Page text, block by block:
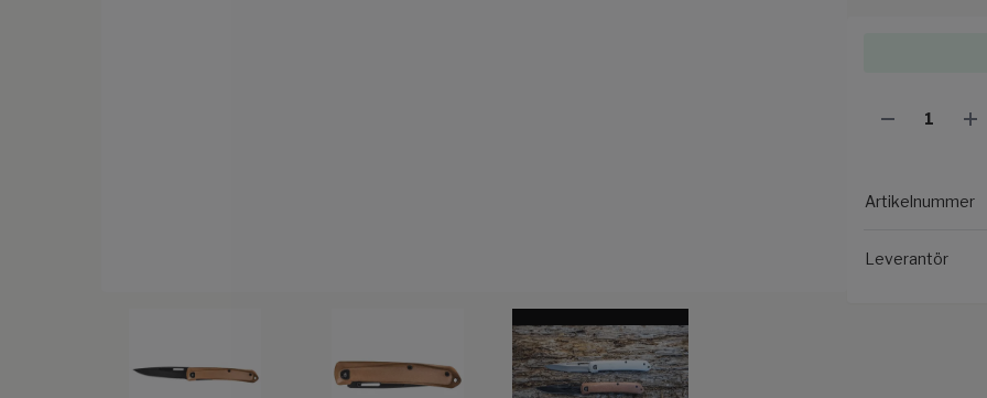
Artikelnummer
Leverantör